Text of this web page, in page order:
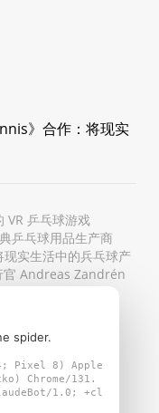
》合作：将现实
VR 乒乓球游戏
乒乓球用品生产商
实生活中的兵乓球产
Andreas Zandrén
》客户提供
spider.
Pixel 8) Apple
Chrome/131.
1.0; +cl